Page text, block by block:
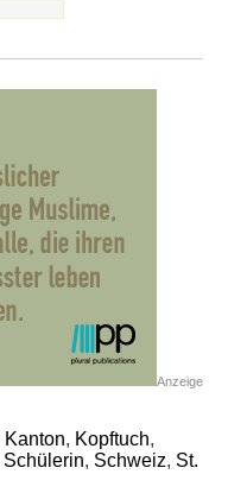
Anzeige
Kanton, Kopftuch,
Schülerin, Schweiz, St.